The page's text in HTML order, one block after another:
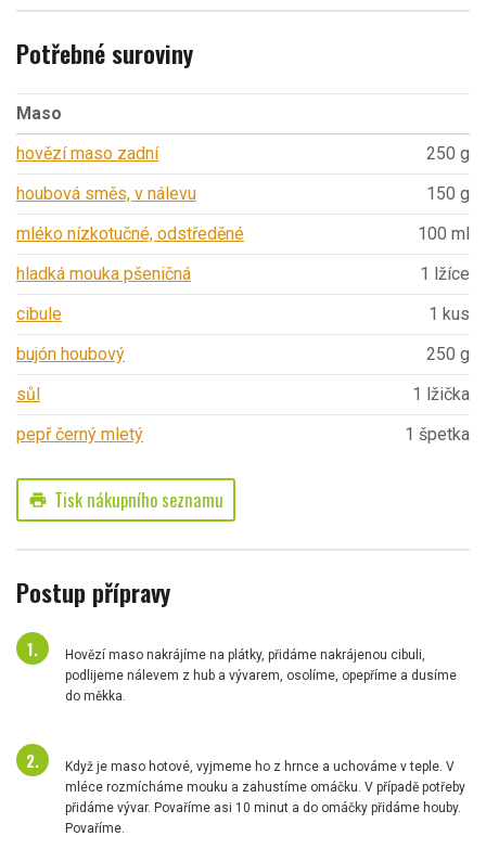
Potřebné suroviny
Maso
hovězí maso zadní
250 g
houbová směs, v nálevu
150 g
mléko nízkotučné, odstředěné
100 ml
hladká mouka pšeničná
1 lžíce
cibule
1 kus
bujón houbový
250 g
sůl
1 lžička
pepř černý mletý
1 špetka
print Tisk nákupního seznamu
Postup přípravy
Hovězí maso nakrájíme na plátky, přidáme nakrájenou cibuli,
podlijeme nálevem z hub a vývarem, osolíme, opepříme a dusíme
do měkka.
Když je maso hotové, vyjmeme ho z hrnce a uchováme v teple. V
mléce rozmícháme mouku a zahustíme omáčku. V případě potřeby
přidáme vývar. Povaříme asi 10 minut a do omáčky přidáme houby.
Povaříme.